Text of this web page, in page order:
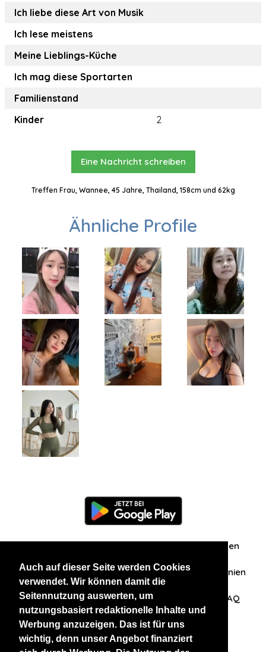
Auch auf dieser Seite werden Cookies
verwendet. Wir können damit die
Seitennutzung auswerten, um
nutzungsbasiert redaktionelle Inhalte und
Werbung anzuzeigen. Das ist für uns
wichtig, denn unser Angebot finanziert
Ich liebe diese Art von Musik
Ich lese meistens
Meine Lieblings-Küche
Ich mag diese Sportarten
Familienstand
Kinder
2
Eine Nachricht schreiben
Treffen Frau, Wannee, 45 Jahre, Thailand, 158cm und 62kg
Ähnliche Profile
Zuschriften/Erfahrungen
Datenschutzerklärung AGB Datenschutzrichtlinien
Nehmen Sie Kontakt mit uns auf FAQ
Unsere anderen Websites